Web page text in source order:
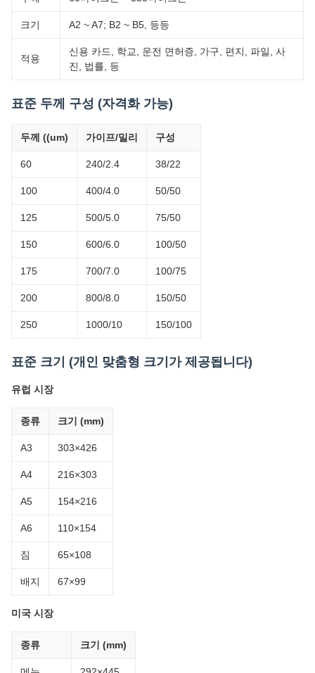
크기 A2 ~ A7; B2 ~ B5, 등등
적용
신용 카드, 학교, 운전 면허증, 가구, 편지, 파일, 사
진, 법률, 등
표준 두께 구성 (자격화 가능)
두께 ((um) 가이프/밀리 구성
60 240/2.4 38/22
100 400/4.0 50/50
125 500/5.0 75/50
150 600/6.0 100/50
175 700/7.0 100/75
200 800/8.0 150/50
250 1000/10 150/100
표준 크기 (개인 맞춤형 크기가 제공됩니다)
유럽 시장
종류 크기 (mm)
A3 303×426
A4 216×303
A5 154×216
A6 110×154
짐 65×108
배지 67×99
미국 시장
종류 크기 (mm)